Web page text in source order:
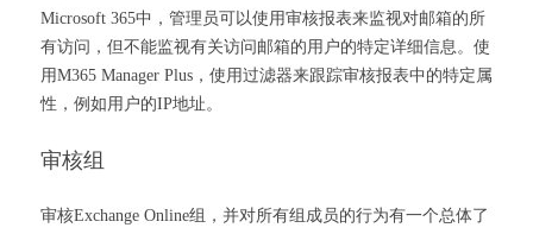
Microsoft 365中，管理员可以使用审核报表来监视对邮箱的所
有访问，但不能监视有关访问邮箱的用户的特定详细信息。使
用M365 Manager Plus，使用过滤器来跟踪审核报表中的特定属
性，例如用户的IP地址。
审核组
审核Exchange Online组，并对所有组成员的行为有一个总体了